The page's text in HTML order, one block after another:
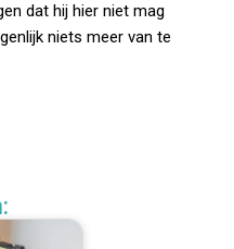
dat hij hier niet mag
niets meer van te